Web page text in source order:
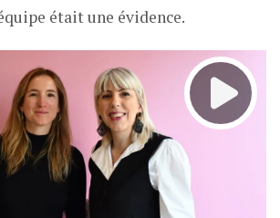
était une évidence.